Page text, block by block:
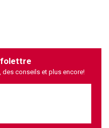
des conseils et plus encore!